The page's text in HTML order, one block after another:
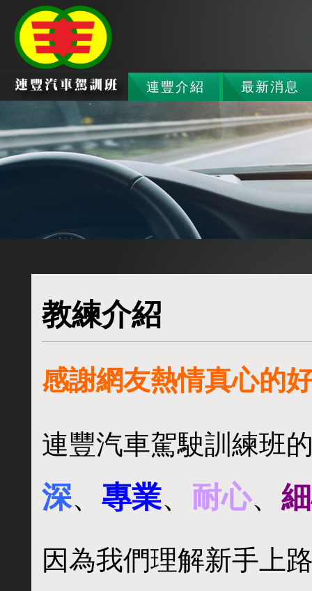
連豐介紹 最新消息
教練介紹
感謝網友熱情真心的
連豐汽車駕駛訓練班
深、 專業、 耐心、
因為我們理解新手上